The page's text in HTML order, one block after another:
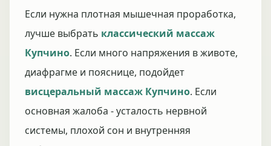
Если нужна плотная мышечная проработка,
лучше выбрать классический массаж
Купчино. Если много напряжения в животе,
диафрагме и пояснице, подойдет
висцеральный массаж Купчино. Если
основная жалоба - усталость нервной
системы, плохой сон и внутренняя